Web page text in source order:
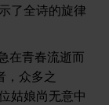
了全诗的旋律
在青春流逝而
，众多之
姑娘尚无意中